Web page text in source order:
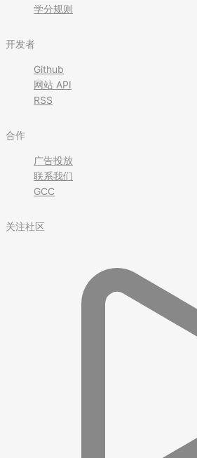
学分规则
开发者
Github
网站 API
RSS
合作
广告投放
联系我们
GCC
关注社区